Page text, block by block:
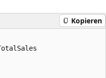
Kopieren